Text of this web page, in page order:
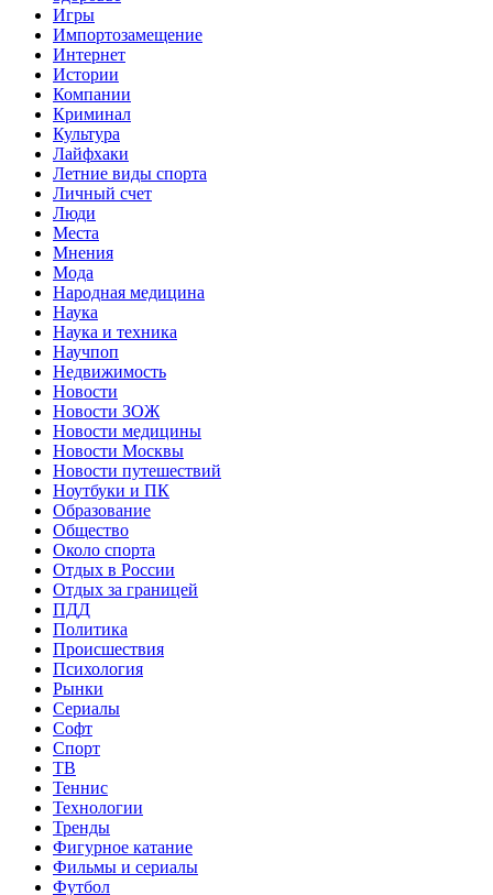
Игры
Импортозамещение
Интернет
Истории
Компании
Криминал
Культура
Лайфхаки
Летние виды спорта
Личный счет
Люди
Места
Мнения
Мода
Народная медицина
Наука
Наука и техника
Научпоп
Недвижимость
Новости
Новости ЗОЖ
Новости медицины
Новости Москвы
Новости путешествий
Ноутбуки и ПК
Образование
Общество
Около спорта
Отдых в России
Отдых за границей
ПДД
Политика
Происшествия
Психология
Рынки
Сериалы
Софт
Спорт
ТВ
Теннис
Технологии
Тренды
Фигурное катание
Фильмы и сериалы
Футбол